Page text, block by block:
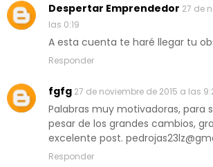
Despertar Emprendedor 27 de
las 0:19
A esta cuenta te haré llegar tu
Responder
fgfg 27 de noviembre de 2015 a las
Palabras muy motivadoras, para
pesar de los grandes cambios,
excelente post.
Responder